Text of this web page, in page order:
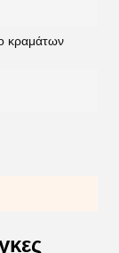
κραμάτων